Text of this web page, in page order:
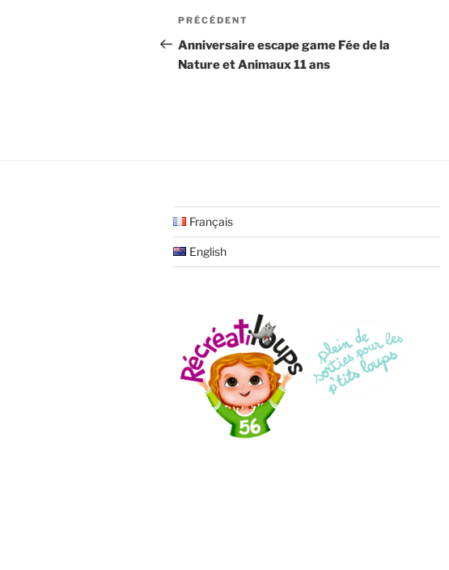
Navigation
de
l’article
Article
précédent
PRÉCÉDENT
Anniversaire escape game Fée de la
Nature et Animaux 11 ans
Français
English